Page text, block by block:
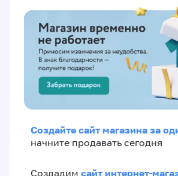
Создайте сайт магазина за
начните продавать сегодня
Создадим сайт интернет-